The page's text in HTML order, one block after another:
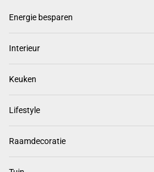
Energie besparen
Interieur
Keuken
Lifestyle
Raamdecoratie